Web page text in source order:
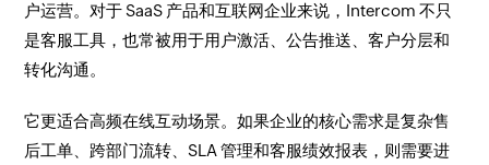
户运营。对于 SaaS 产品和互联网企业来说，Intercom 不只
是客服工具，也常被用于用户激活、公告推送、客户分层和
转化沟通。
它更适合高频在线互动场景。如果企业的核心需求是复杂售
后工单、跨部门流转、SLA 管理和客服绩效报表，则需要进